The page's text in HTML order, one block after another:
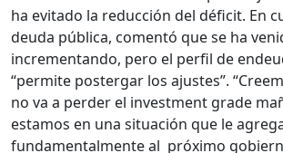
ha evitado la reducción del déficit. En
deuda pública, comentó que se ha
incrementando, pero el perfil de
“permite postergar los ajustes”.
no va a perder el investment grade
estamos en una situación que le
fundamentalmente al próximo